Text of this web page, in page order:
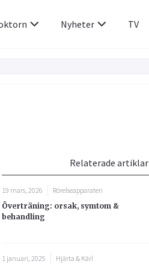
Rökavvänjning
Rörelseapparaten
Nyheter TV
Relaterade artiklar
19 mars, 2026
Rörelseapparaten
Överträning: orsak, symtom &
behandling
1 januari, 2025
Hjärta & Kärl